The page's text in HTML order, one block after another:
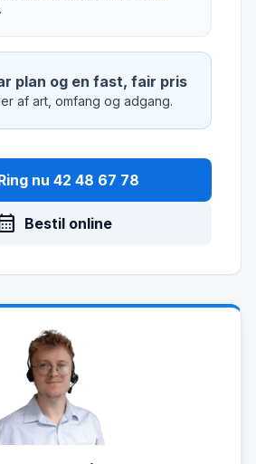
plan og en fast, fair pris
af art, omfang og adgang.
nu 42 48 67 78
Bestil online